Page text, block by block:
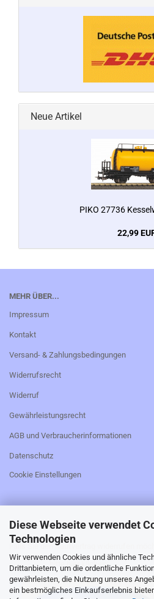
Diese Webseite verwendet
Technologien
Wir verwenden Cookies und ähnliche
Drittanbietern, um die ordentliche
gewährleisten, die Nutzung unseres
ein bestmögliches Einkaufserlebnis
Neue Artikel
PIKO 27736
22,99
MEHR ÜBER...
Impressum
Kontakt
Versand- & Zahlungsbedingungen
Widerrufsrecht
Widerruf
Gewährleistungsrecht
AGB und Verbraucherinformationen
Datenschutz
Cookie Einstellungen
Falls Sie den Kaufvertrag widerrufen
bitte hier klicken: